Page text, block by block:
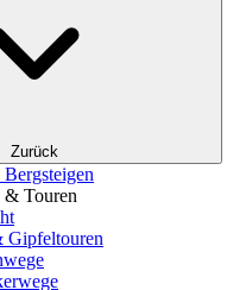
Zurück
& Touren
Gipfeltouren